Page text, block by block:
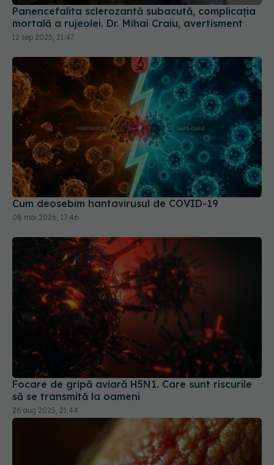
Panencefalita sclerozantă subacută, complicația
mortală a rujeolei. Dr. Mihai Craiu, avertisment
12 sep 2025, 21:47
Cum deosebim hantavirusul de COVID-19
08 mai 2026, 17:46
Focare de gripă aviară H5N1. Care sunt riscurile
să se transmită la oameni
26 aug 2025, 21:44